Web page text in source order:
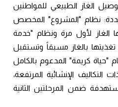
توصيل الغاز الطبيعي للمواطنين
نظام "المشروع" المخصص
الغاز لأول مرة ونظام "خدمة
بالغاز مسبقاً وتستقبل
"حياة كريمة" المدعوم بالكامل
الإنشائية المرتفعة،
ضمن المرحلتين الثانية